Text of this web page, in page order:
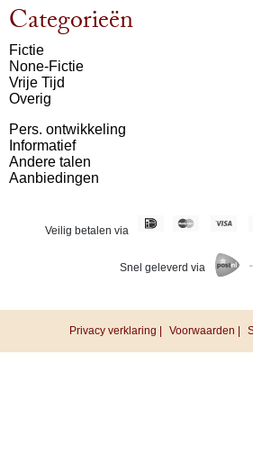
Categorieën
Fictie
None-Fictie
Vrije Tijd
Overig
Pers. ontwikkeling
Informatief
Andere talen
Aanbiedingen
Veilig betalen via
Snel geleverd via
Privacy verklaring | Voorwaarden |